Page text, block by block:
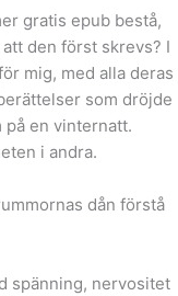
gratis epub bestå,
den först skrevs? I
mig, med alla deras
som dröjde
på en vinternatt.
i andra.
dån förstå
spänning, nervositet